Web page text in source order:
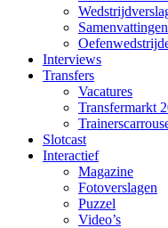
Samenvattingen
Interviews
Transfers
Vacatures
Transfermarkt
Slotcast
Interactief
Magazine
Fotoverslagen
Puzzel
Video’s